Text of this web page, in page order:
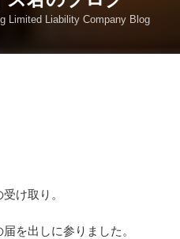
Limited Liability Company Blog
け取り。
を出しに参りました。